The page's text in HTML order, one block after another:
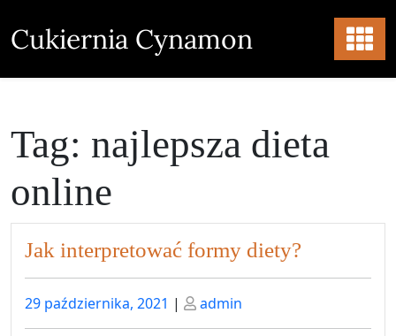
to
content
Cukiernia Cynamon
Tag: najlepsza dieta
online
Jak interpretować formy diety?
Posted
on
29 października, 2021 | Posted
on
admin